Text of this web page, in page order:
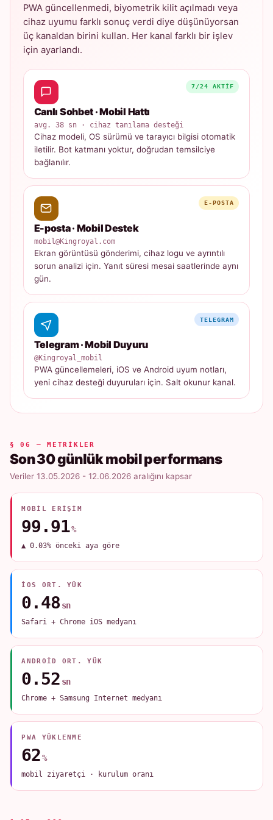
PWA güncellenmedi, biyometrik kilit açılmadı veya
cihaz uyumu farklı sonuç verdi diye düşünüyorsan
üç kanaldan birini kullan. Her kanal farklı bir işlev
için ayarlandı.
7/24 AKTIF
Canlı Sohbet · Mobil Hattı
avg. 38 sn · cihaz tanılama desteği
Cihaz modeli, OS sürümü ve tarayıcı bilgisi otomatik
iletilir. Bot katmanı yoktur, doğrudan temsilciye
bağlanılır.
E-POSTA
E-posta · Mobil Destek
mobil@Kingroyal.com
Ekran görüntüsü gönderimi, cihaz logu ve ayrıntılı
sorun analizi için. Yanıt süresi mesai saatlerinde aynı
gün.
TELEGRAM
Telegram · Mobil Duyuru
@Kingroyal_mobil
PWA güncellemeleri, iOS ve Android uyum notları,
yeni cihaz desteği duyuruları için. Salt okunur kanal.
§ 06 — METRIKLER
Son 30 günlük mobil performans
Veriler 13.05.2026 - 12.06.2026 aralığını kapsar
MOBIL ERIŞIM
99.91%
▲ 0.03% önceki aya göre
IOS ORT. YÜK
0.48 sn
Safari + Chrome iOS medyanı
ANDROID ORT. YÜK
0.52 sn
Chrome + Samsung Internet medyanı
PWA YÜKLENME
62%
mobil ziyaretçi · kurulum oranı